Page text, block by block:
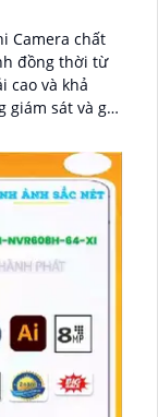
Camera chất
đồng thời từ
giám sát và ghi